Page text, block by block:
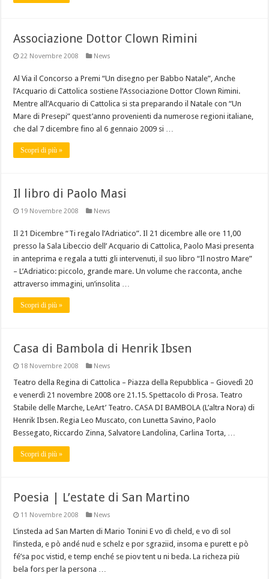
Associazione Dottor Clown Rimini
22 Novembre 2008 News
Al Via il Concorso a Premi “Un disegno per Babbo Natale”, Anche
l’Acquario di Cattolica sostiene l’Associazione Dottor Clown Rimini.
Mentre all’Acquario di Cattolica si sta preparando il Natale con “Un
Mare di Presepi” quest’anno provenienti da numerose regioni italiane,
che dal 7 dicembre fino al 6 gennaio 2009 si …
Scopri di più »
Il libro di Paolo Masi
19 Novembre 2008 News
Il 21 Dicembre “Ti regalo l’Adriatico”. Il 21 dicembre alle ore 11,00
presso la Sala Libeccio dell’ Acquario di Cattolica, Paolo Masi presenta
in anteprima e regala a tutti gli intervenuti, il suo libro “Il nostro Mare”
– L’Adriatico: piccolo, grande mare. Un volume che racconta, anche
attraverso immagini, un’insolita …
Scopri di più »
Casa di Bambola di Henrik Ibsen
18 Novembre 2008 News
Teatro della Regina di Cattolica – Piazza della Repubblica – Giovedì 20
e venerdì 21 novembre 2008 ore 21.15. Spettacolo di Prosa. Teatro
Stabile delle Marche, LeArt’ Teatro. CASA DI BAMBOLA (L’altra Nora) di
Henrik Ibsen. Regia Leo Muscato, con Lunetta Savino, Paolo
Bessegato, Riccardo Zinna, Salvatore Landolina, Carlina Torta, …
Scopri di più »
Poesia | L’estate di San Martino
11 Novembre 2008 News
L’insteda ad San Marten di Mario Tonini E vo dì cheld, e vo dì sol
l’insteda, e pò andé nud e schelz e por sgraziid, insoma e purett e pò
fé’sa poc vistid, e temp enché se piov tent u ni beda. La richeza più
bela fors per la persona …